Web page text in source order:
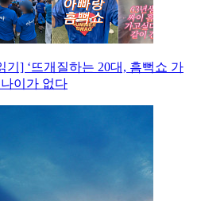
기] ‘뜨개질하는 20대, 흠뻑쇼 가
이가 없다